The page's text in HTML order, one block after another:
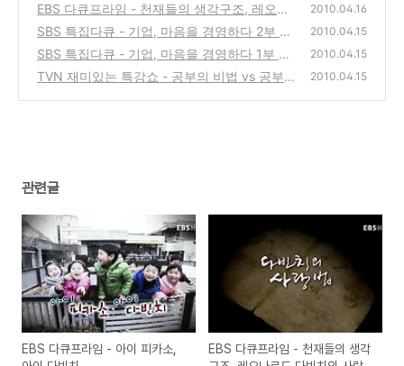
(0)
EBS 다큐프라임 - 천재들의 생각구조, 레오나
르도 다빈치의 사랑법
(0)
2010.04.16
SBS 특집다큐 - 기업, 마음을 경영하다 2부 두
려움 없이 변화하라
(0)
2010.04.15
SBS 특집다큐 - 기업, 마음을 경영하다 1부 열
정을 경영하라
(0)
2010.04.15
TVN 재미있는 특강쇼 - 공부의 비법 vs 공부
2010.04.15
관련글
EBS 다큐프라임 - 아이 피카소,
EBS 다큐프라임 - 천재들의 생각